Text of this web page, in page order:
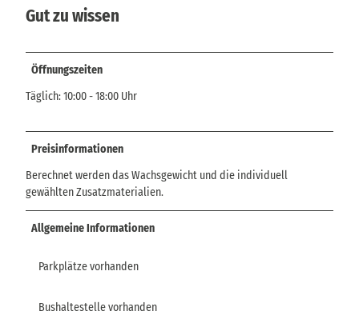
Gut zu wissen
Öffnungszeiten
Täglich: 10:00 - 18:00 Uhr
Preisinformationen
Berechnet werden das Wachsgewicht und die individuell
gewählten Zusatzmaterialien.
Allgemeine Informationen
Parkplätze vorhanden
Bushaltestelle vorhanden